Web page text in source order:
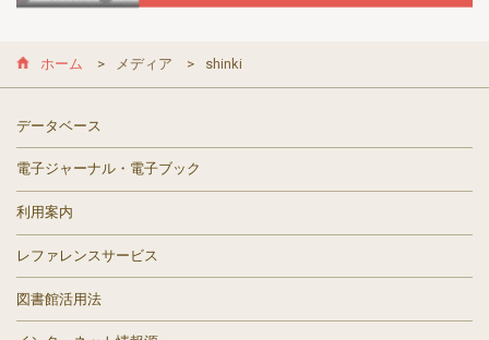
ホーム メディア shinki
データベース
電子ジャーナル・電子ブック
利用案内
レファレンスサービス
図書館活用法